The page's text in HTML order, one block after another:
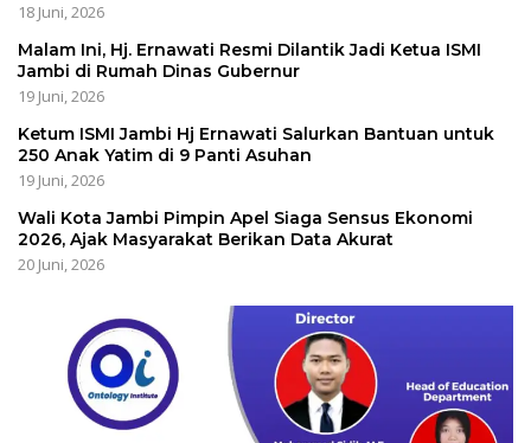
18 Juni, 2026
Malam Ini, Hj. Ernawati Resmi Dilantik Jadi Ketua ISMI
Jambi di Rumah Dinas Gubernur
19 Juni, 2026
Ketum ISMI Jambi Hj Ernawati Salurkan Bantuan untuk
250 Anak Yatim di 9 Panti Asuhan
19 Juni, 2026
Wali Kota Jambi Pimpin Apel Siaga Sensus Ekonomi
2026, Ajak Masyarakat Berikan Data Akurat
20 Juni, 2026